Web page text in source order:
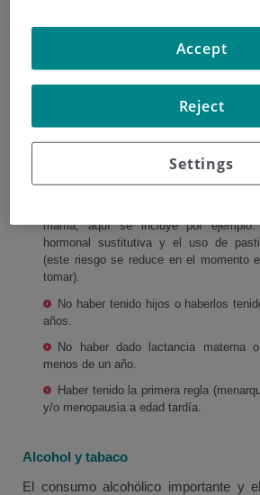
El riesgo de padecer cáncer de
edad. Es más común en personas
se diagnostican en pacientes de más de
mama, aquí se incluye por
hormonal sustitutiva y el uso de
(este riesgo se reduce en el momento
tomar).
No haber tenido hijos o haberlos
años.
No haber dado lactancia materna
menos de un año.
Haber tenido la primera regla
y/o menopausia a edad tardía.
Alcohol y tabaco
El consumo alcohólico importante y
Settings
Reject
Accept